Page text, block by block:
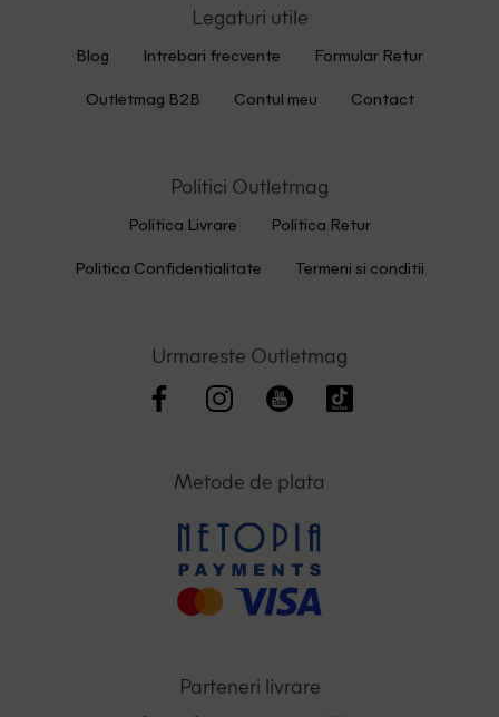
Legaturi utile
Blog Intrebari frecvente Formular Retur
Outletmag B2B Contul meu Contact
Politici Outletmag
Politica Livrare Politica Retur
Politica Confidentialitate Termeni si conditii
Urmareste Outletmag
Metode de plata
Parteneri livrare